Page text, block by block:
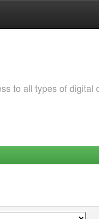
to all types of digital